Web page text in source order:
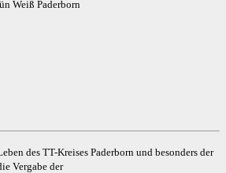
Weiß Paderborn
des TT-Kreises Paderborn und besonders der
Vergabe der